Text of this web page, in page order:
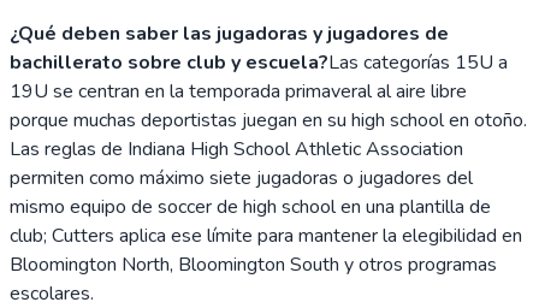
¿Qué deben saber las jugadoras y jugadores de
bachillerato sobre club y escuela?Las categorías 15U a
19U se centran en la temporada primaveral al aire libre
porque muchas deportistas juegan en su high school en otoño.
Las reglas de Indiana High School Athletic Association
permiten como máximo siete jugadoras o jugadores del
mismo equipo de soccer de high school en una plantilla de
club; Cutters aplica ese límite para mantener la elegibilidad en
Bloomington North, Bloomington South y otros programas
escolares.